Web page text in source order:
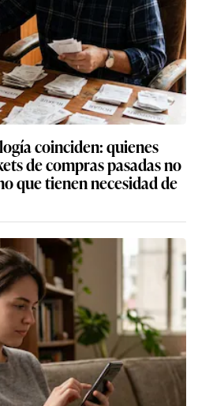
coinciden: quienes
de compras pasadas no
que tienen necesidad de